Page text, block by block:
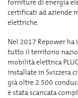
forniture di energia
certificati ad aziende
elettriche.
Nel 2017 Repower
tutto il territorio
mobilità elettrica
installate in Svizzera
già oltre 2.500
è stata scaricata